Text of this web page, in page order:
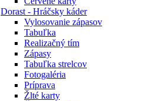
Dorast - Hráčsky káder
Vylosovanie zápasov
Tabuľka
Realizačný tím
Zápasy
Tabuľka strelcov
Fotogaléria
Príprava
Žlté karty